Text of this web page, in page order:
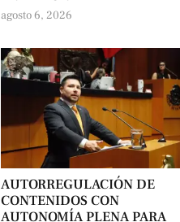
agosto 6, 2026
AUTORREGULACIÓN DE
CONTENIDOS CON
AUTONOMÍA PLENA PARA